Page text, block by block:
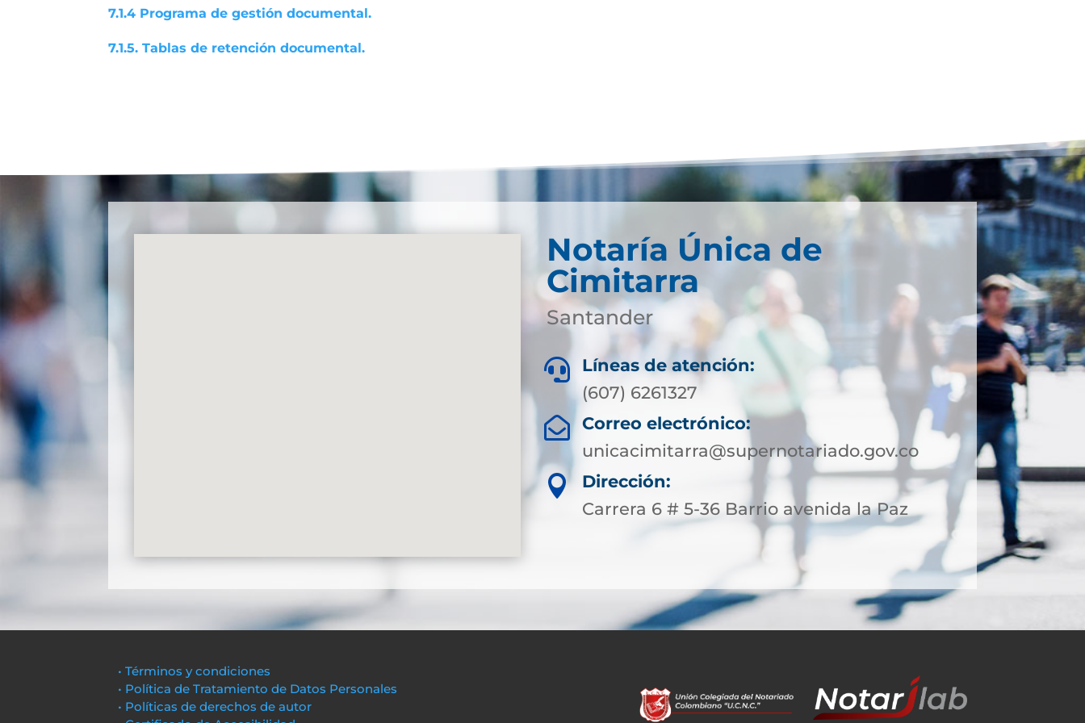
7.1.4 Programa de gestión documental.
7.1.5. Tablas de retención documental.
Notaría Única de
Cimitarra
Santander

Líneas de atención:
(607) 6261327

Correo electrónico:
unicacimitarra@supernotariado.gov.co

Dirección:
Carrera 6 # 5-36 Barrio avenida la Paz
• Términos y condiciones
• Política de Tratamiento de Datos Personales
• Políticas de derechos de autor